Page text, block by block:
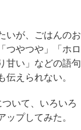
いが、ごはんのお
つやつや」「ホロ
甘い」などの語句
えられない。
いて、いろいろ
プしてみた。